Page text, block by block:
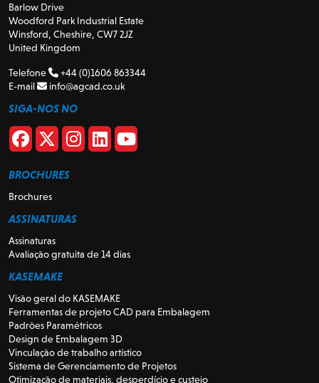
Barlow Drive
Woodford Park Industrial Estate
Winsford, Cheshire, CW7 2JZ
United Kingdom
Telefone
+44 (0)1606 863344
E-mail
info@agcad.co.uk
SIGA-NOS NO
BROCHURES
Brochures
ASSINATURAS
Assinaturas
Avaliação gratuita de 14 dias
KASEMAKE
Visão geral do KASEMAKE
Ferramentas de projeto CAD para Embalagem
Padrões Paramétricos
Design de Embalagem 3D
Vinculação de trabalho artístico
Sistema de Gerenciamento de Projetos
Otimização de materiais, desperdício e custeio